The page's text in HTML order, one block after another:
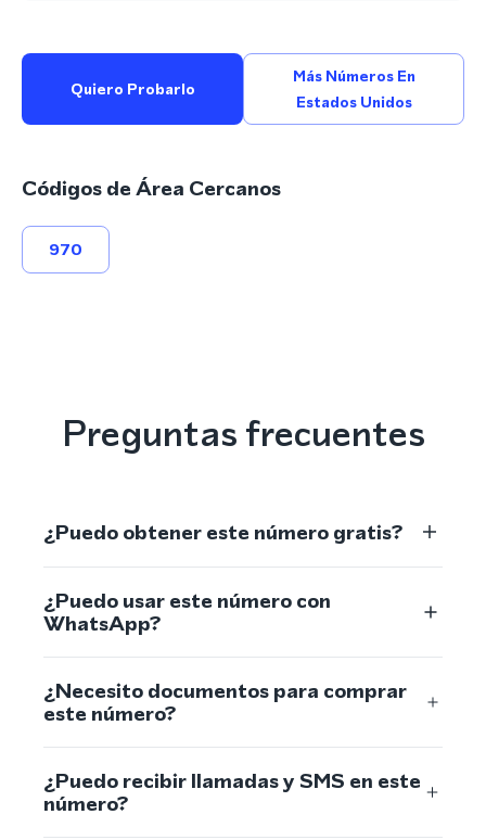
Quiero Probarlo
Más Números En
Estados Unidos
Códigos de Área Cercanos
970
Preguntas frecuentes
¿Puedo obtener este número gratis?
¿Puedo usar este número con
WhatsApp?
¿Necesito documentos para comprar
este número?
¿Puedo recibir llamadas y SMS en este
número?